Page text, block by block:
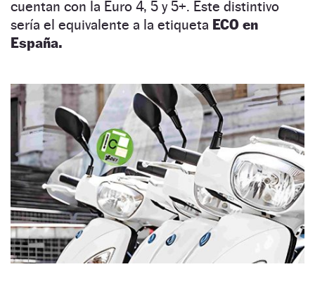
cuentan con la Euro 4, 5 y 5+. Este distintivo
sería el equivalente a la etiqueta ECO en
España.